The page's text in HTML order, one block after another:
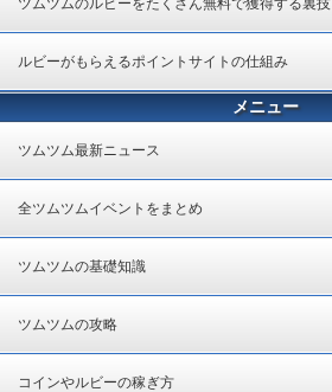
ルビーがもらえるポイントサイトの仕組み
メニュー
ツムツム最新ニュース
全ツムツムイベントをまとめ
ツムツムの基礎知識
ツムツムの攻略
コインやルビーの稼ぎ方